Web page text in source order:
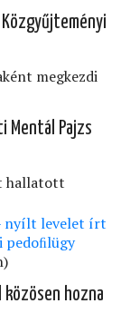
Közgyűjteményi
megkezdi
Mentál Pajzs
hallatott
nyílt levelet írt
pedoﬁlügy
közösen hozna